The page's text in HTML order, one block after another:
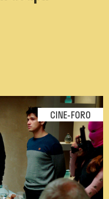
CINE-FORO